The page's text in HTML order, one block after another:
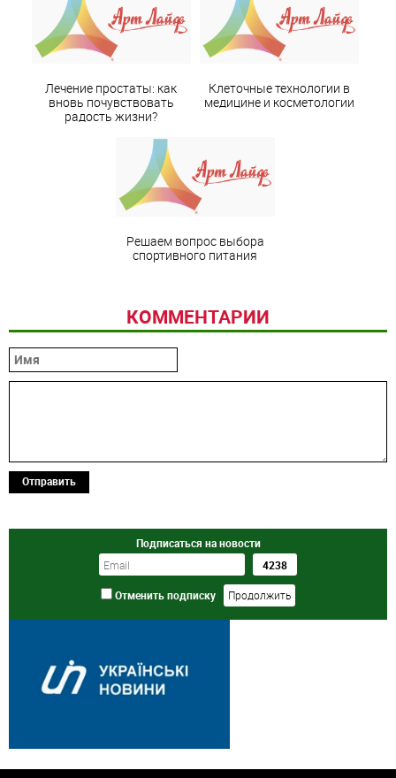
Лечение простаты: как
вновь почувствовать
радость жизни?
Клеточные технологии в
медицине и косметологии
Решаем вопрос выбора
спортивного питания
КОММЕНТАРИИ
Отправить
Подписаться на новости
Отменить подписку